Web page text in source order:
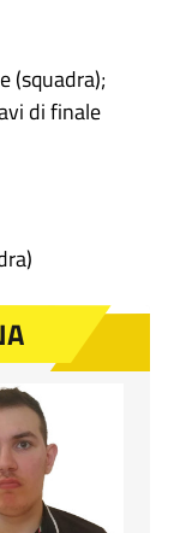
(squadra);
di finale